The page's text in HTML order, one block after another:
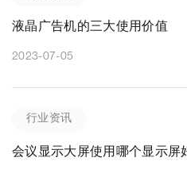
液晶广告机的三大使用价值
2023-07-05
行业资讯
会议显示大屏使用哪个显示屏